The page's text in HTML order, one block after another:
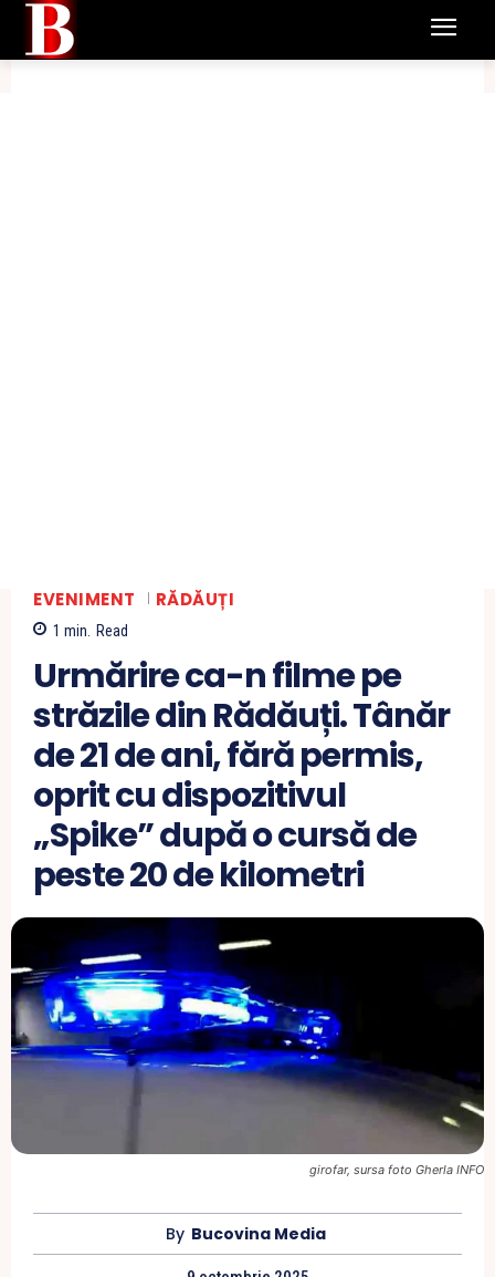
EVENIMENT RĂDĂUȚI
1 min. Read
Urmărire ca-n filme pe
străzile din Rădăuți. Tânăr
de 21 de ani, fără permis,
oprit cu dispozitivul
„Spike” după o cursă de
peste 20 de kilometri
girofar, sursa foto Gherla INFO
By Bucovina Media